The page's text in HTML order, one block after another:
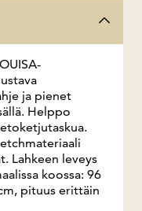
ja pienet
Helppo
Lahkeen leveys
koossa: 96
pituus erittäin